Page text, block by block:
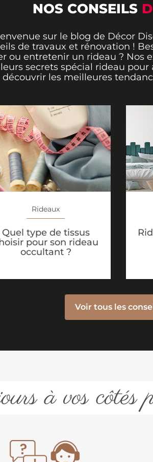
NOS CONSEILS
sur le blog de Décor
de travaux et rénovation !
ou entretenir un rideau ? Nos
secrets spécial rideau pour
découvrir les meilleures
Rideaux
Quel type de tissus
pour son rideau
occultant ?
Voir tous les
à vos côtés